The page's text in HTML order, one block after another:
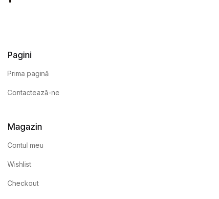
Pagini
Prima pagină
Contactează-ne
Magazin
Contul meu
Wishlist
Checkout